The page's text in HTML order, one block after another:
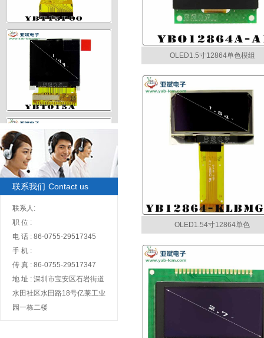
TFT1.5寸320x240彩屏
TFT1.44寸128x128彩屏
TFT2.7寸960x240彩屏
TFT2.8寸240x320彩屏
联系我们 Contact us
联系人:
职 位 :
电 话 : 86-0755-29517345
手 机 :
传 真 : 86-0755-29517347
地 址 : 深圳市宝安区石岩街道
水田社区水田路18号亿莱工业
园一栋二楼
OLED1.5寸12864单色模组
OLED1.54寸12864单色